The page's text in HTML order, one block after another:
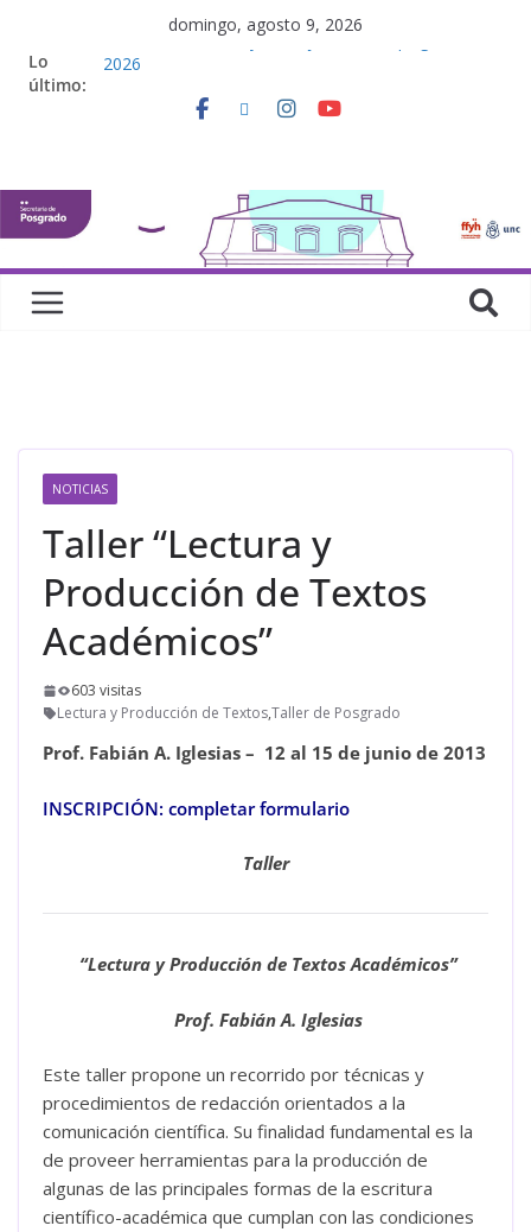
domingo, agosto 9, 2026
Lo
último:
Defensas de Tesis y Trabajos Finales | Agosto
Curso de doctorado. “Lógicas no clásicas desde
Curso de posgrado. Inglés. “Nivel 1”
Curso de doctorado “Mirar, juzgar, sentir”
NOTICIAS
Taller “Lectura y
Producción de Textos
Académicos”
603 visitas
Lectura y Producción de Textos,Taller de Posgrado
Prof. Fabián A. Iglesias – 12 al 15 de junio de 2013
INSCRIPCIÓN: completar formulario
Taller
“Lectura y Producción de Textos Académicos”
Prof. Fabián A. Iglesias
Este taller propone un recorrido por técnicas y
procedimientos de redacción orientados a la
comunicación científica. Su finalidad fundamental es la
de proveer herramientas para la producción de
algunas de las principales formas de la escritura
científico-académica que cumplan con las condiciones